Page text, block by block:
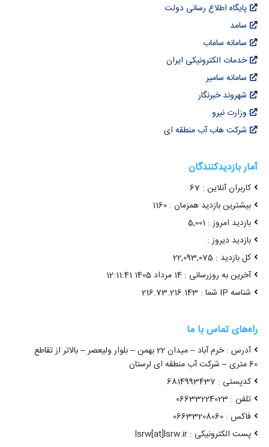
پایگاه اطلاع رسانی دولت
سامد
سامانه ساماب
خدمات الکترونیکی ایران
سامانه سامیر
شهروند خبرنگار
وزارت نیرو
شرکت هاب آب منطقه ای
آمار بازدیدکنندگان
کاربران آنلاین : 67
بیشترین بازدید همزمان : 1160
بازدید امروز : 5,001
بازدید دیروز :
کل بازدید : 22,093,075
آخرین به روزرسانی : 14 مرداد 1405 12:11:41
شناسه IP شما : 216.73.216.143
راه‌های تماس با ما
آدرس : خرم آباد – میدان 22 بهمن – بلوار ولیعصر – بالاتر از تقاطع
60 متری – شرکت آب منطقه ای لرستان
کدپستی : 6814993437
تلفن : 06633224023
فاکس : 06633208060
پست الکترونیکی : lsrw[at]lsrw.ir